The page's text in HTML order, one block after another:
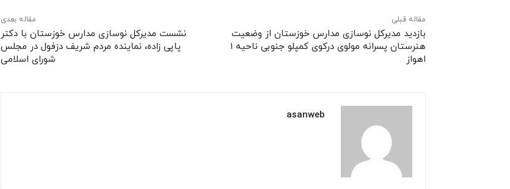
مقاله قبلی
بازدید مدیرکل نوسازی مدارس خوزستان از وضعیت
هنرستان پسرانه مولوی درکوی کمپلو جنوبی ناحیه ۱
اهواز
مقاله بعدی
نشست مدیرکل نوسازی مدارس خوزستان با دکتر
پاپی زاده، نماینده مردم شریف دزفول در مجلس
شورای اسلامی
asanweb